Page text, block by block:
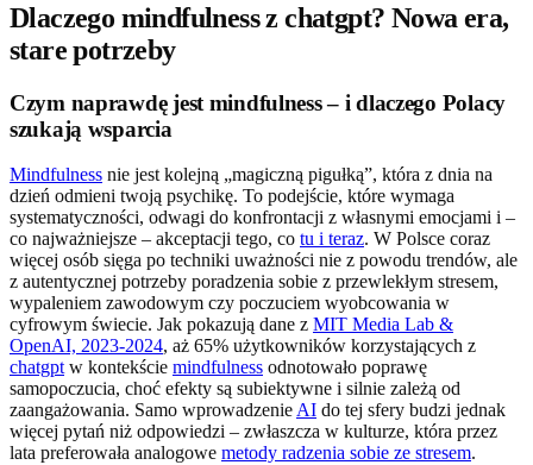
Dlaczego mindfulness z chatgpt? Nowa era,
stare potrzeby
Czym naprawdę jest mindfulness – i dlaczego Polacy
szukają wsparcia
Mindfulness nie jest kolejną „magiczną pigułką”, która z dnia na
dzień odmieni twoją psychikę. To podejście, które wymaga
systematyczności, odwagi do konfrontacji z własnymi emocjami i –
co najważniejsze – akceptacji tego, co tu i teraz. W Polsce coraz
więcej osób sięga po techniki uważności nie z powodu trendów, ale
z autentycznej potrzeby poradzenia sobie z przewlekłym stresem,
wypaleniem zawodowym czy poczuciem wyobcowania w
cyfrowym świecie. Jak pokazują dane z MIT Media Lab &
OpenAI, 2023-2024, aż 65% użytkowników korzystających z
chatgpt w kontekście mindfulness odnotowało poprawę
samopoczucia, choć efekty są subiektywne i silnie zależą od
zaangażowania. Samo wprowadzenie AI do tej sfery budzi jednak
więcej pytań niż odpowiedzi – zwłaszcza w kulturze, która przez
lata preferowała analogowe metody radzenia sobie ze stresem.